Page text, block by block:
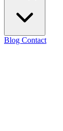
Blog Contact